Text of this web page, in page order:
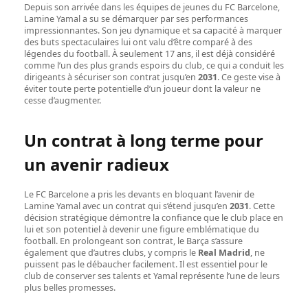
Depuis son arrivée dans les équipes de jeunes du FC Barcelone,
Lamine Yamal a su se démarquer par ses performances
impressionnantes. Son jeu dynamique et sa capacité à marquer
des buts spectaculaires lui ont valu d’être comparé à des
légendes du football. À seulement 17 ans, il est déjà considéré
comme l’un des plus grands espoirs du club, ce qui a conduit les
dirigeants à sécuriser son contrat jusqu’en 2031. Ce geste vise à
éviter toute perte potentielle d’un joueur dont la valeur ne
cesse d’augmenter.
Un contrat à long terme pour
un avenir radieux
Le FC Barcelone a pris les devants en bloquant l’avenir de
Lamine Yamal avec un contrat qui s’étend jusqu’en 2031. Cette
décision stratégique démontre la confiance que le club place en
lui et son potentiel à devenir une figure emblématique du
football. En prolongeant son contrat, le Barça s’assure
également que d’autres clubs, y compris le Real Madrid, ne
puissent pas le débaucher facilement. Il est essentiel pour le
club de conserver ses talents et Yamal représente l’une de leurs
plus belles promesses.